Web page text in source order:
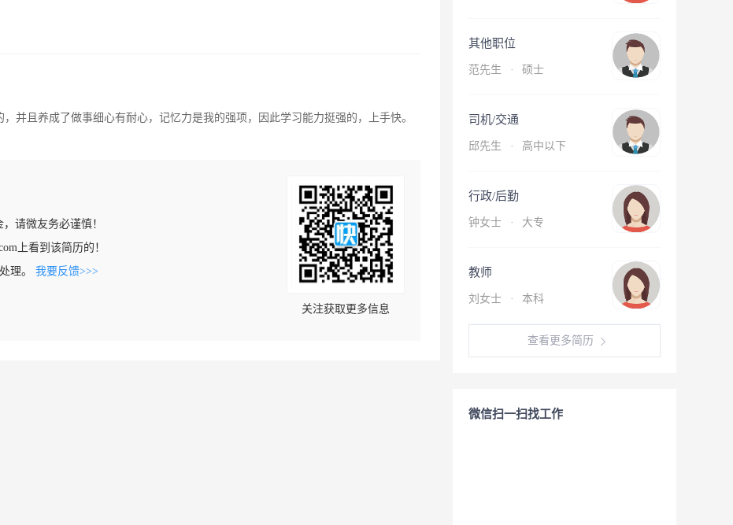
并且养成了做事细心有耐心，记忆力是我的强项，因此学习能力挺强的，上手快。
请微友务必谨慎！
上看到该简历的！
理。 我要反馈>>>
关注获取更多信息
其他职位
范先生 · 硕士
司机/交通
邱先生 · 高中以下
行政/后勤
钟女士 · 大专
教师
刘女士 · 本科
查看更多简历
微信扫一扫找工作